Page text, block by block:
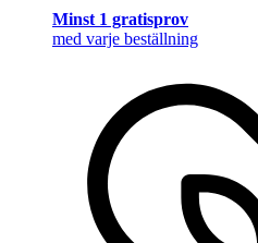
Minst 1 gratisprov
med varje beställning